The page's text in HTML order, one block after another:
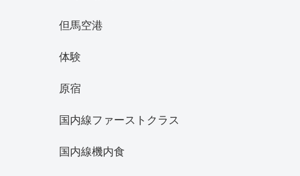
但馬空港
体験
原宿
国内線ファーストクラス
国内線機内食